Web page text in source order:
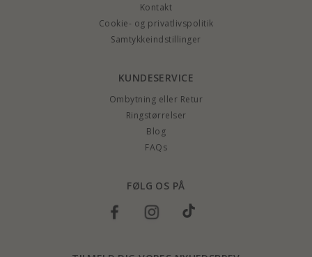
Kontakt
Cookie- og privatlivspolitik
Samtykkeindstillinger
KUNDESERVICE
Ombytning eller Retur
Ringstørrelser
Blog
FAQs
FØLG OS PÅ